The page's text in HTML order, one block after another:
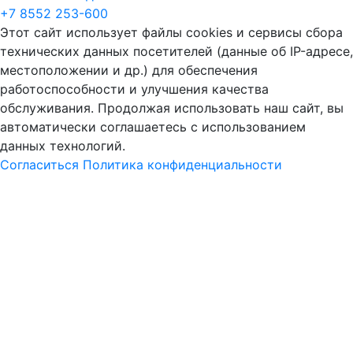
+7 8552 253-600
Этот сайт использует файлы cookies и сервисы сбора
технических данных посетителей (данные об IP-адресе,
местоположении и др.) для обеспечения
работоспособности и улучшения качества
обслуживания. Продолжая использовать наш сайт, вы
автоматически соглашаетесь с использованием
данных технологий.
Согласиться Политика конфиденциальности